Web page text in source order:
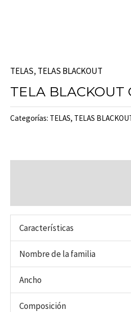
TELAS, TELAS BLACKOUT
TELA BLACKOUT
Categorías: TELAS, TELAS
Características
Nombre de la familia
Ancho
Composición